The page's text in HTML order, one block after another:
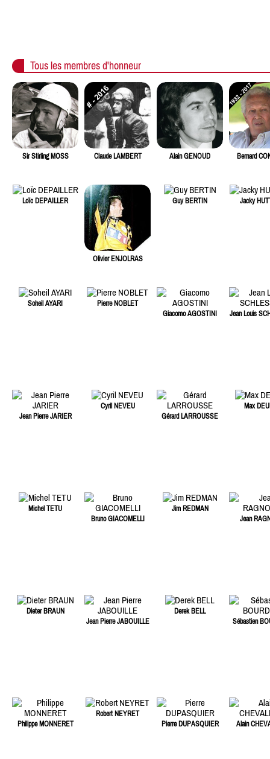
Tous les membres d'honneur
Sir Stirling MOSS Claude LAMBERT Alain GENOUD Bernard
Loïc DEPAILLER
Olivier ENJOLRAS
Guy BERTIN Jacky
Soheil AYARI
Pierre NOBLET
Giacomo AGOSTINI
Jean Louis
Jean Pierre JARIER
Cyril NEVEU
Gérard LARROUSSE
Max
Michel TETU
Bruno GIACOMELLI
Jim REDMAN
Jean
Dieter BRAUN
Jean Pierre JABOUILLE
Derek BELL
Sébastien
Philippe MONNERET
Robert NEYRET
Pierre DUPASQUIER
Alain